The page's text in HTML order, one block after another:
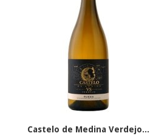
Castelo de Medina Verdejo...